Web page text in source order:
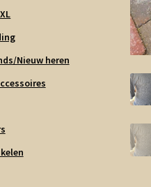
Nieuw heren